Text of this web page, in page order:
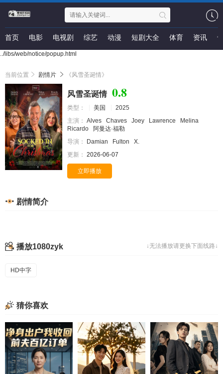
首页 电影 电视剧 综艺 动漫 短剧大全 体育 资讯
../libs/web/notice/popup.html
当前位置 剧情片 《风雪圣诞情》
风雪圣诞情 0.8
类型： 美国
2025
主演： Alves Chaves Joey Lawrence
Melina
Ricardo
阿曼达·福勒
导演：
Damian Fulton
X.
更新： 2026-06-07
立即播放
剧情简介
↓无法播放请更换下面线路↓
播放1080zyk
HD中字
猜你喜欢